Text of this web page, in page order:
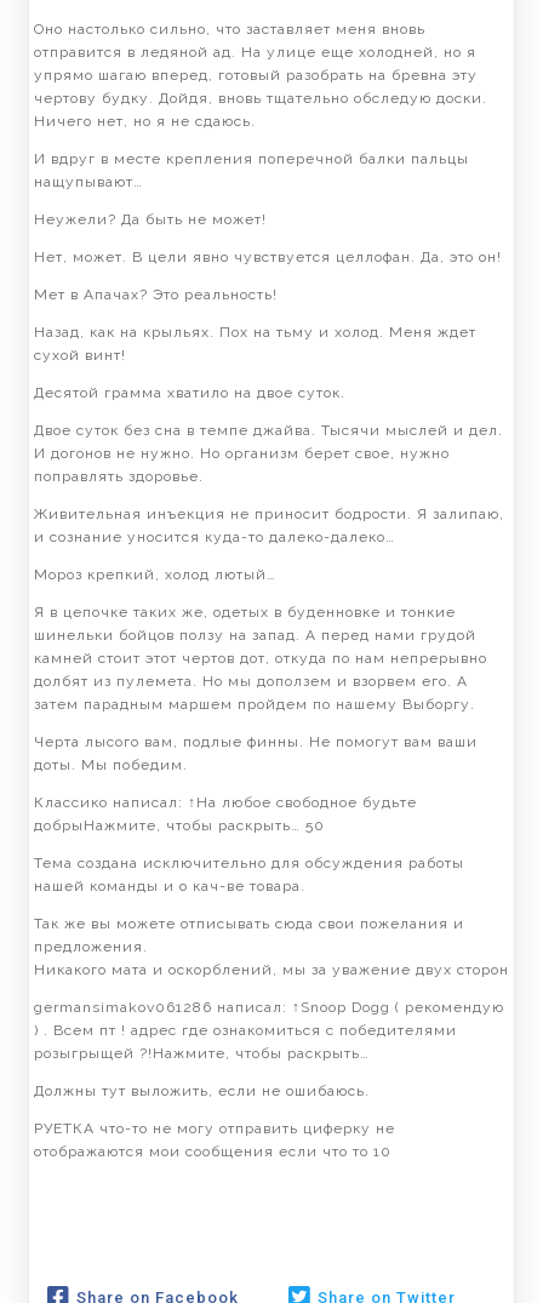
Оно настолько сильно, что заставляет меня вновь
отправится в ледяной ад. На улице еще холодней, но я
упрямо шагаю вперед, готовый разобрать на бревна эту
чертову будку. Дойдя, вновь тщательно обследую доски.
Ничего нет, но я не сдаюсь.
И вдруг в месте крепления поперечной балки пальцы
нащупывают…
Неужели? Да быть не может!
Нет, может. В цели явно чувствуется целлофан. Да, это он!
Мет в Апачах? Это реальность!
Назад, как на крыльях. Пох на тьму и холод. Меня ждет
сухой винт!
Десятой грамма хватило на двое суток.
Двое суток без сна в темпе джайва. Тысячи мыслей и дел.
И догонов не нужно. Но организм берет свое, нужно
поправлять здоровье.
Живительная инъекция не приносит бодрости. Я залипаю,
и сознание уносится куда-то далеко-далеко…
Мороз крепкий, холод лютый…
Я в цепочке таких же, одетых в буденновке и тонкие
шинельки бойцов ползу на запад. А перед нами грудой
камней стоит этот чертов дот, откуда по нам непрерывно
долбят из пулемета. Но мы доползем и взорвем его. А
затем парадным маршем пройдем по нашему Выборгу.
Черта лысого вам, подлые финны. Не помогут вам ваши
доты. Мы победим.
Классикo написал: ↑На любое свободное будьте
добрыНажмите, чтобы раскрыть… 50
Тема создана исключительно для обсуждения работы
нашей команды и о кач-ве товара.
Так же вы можете отписывать сюда свои пожелания и
предложения.
Никакого мата и оскорблений, мы за уважение двух сторон
germansimakov061286 написал: ↑Snoop Dogg ( рекомендую
) . Всем пт ! адрес где ознакомиться с победителями
розыгрыщей ?!Нажмите, чтобы раскрыть…
Должны тут выложить, если не ошибаюсь.
РУЕТКА что-то не могу отправить циферку не
отображаются мои сообщения если что то 10
Share on Facebook Share on Twitter